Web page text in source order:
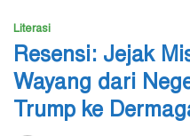
Literasi
Resensi: Jejak
Wayang dari
Trump ke